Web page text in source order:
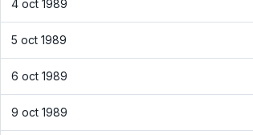
4 oct 1989
5 oct 1989
6 oct 1989
9 oct 1989